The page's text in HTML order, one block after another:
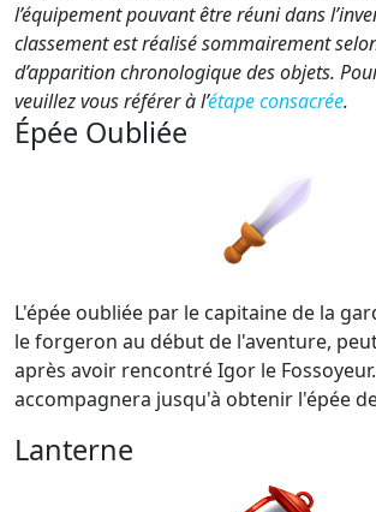
l’équipement pouvant être réuni dans
classement est réalisé sommairement
d’apparition chronologique des objets.
veuillez vous référer à l’étape consacrée.
Épée Oubliée
L'épée oubliée par le capitaine de la
le forgeron au début de l'aventure,
après avoir rencontré Igor le
accompagnera jusqu'à obtenir l'épée
Lanterne